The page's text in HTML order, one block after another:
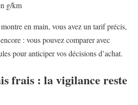
g/km
en main, vous avez un tarif précis,
: vous pouvez comparer avec
pour anticiper vos décisions d’achat.
frais : la vigilance reste